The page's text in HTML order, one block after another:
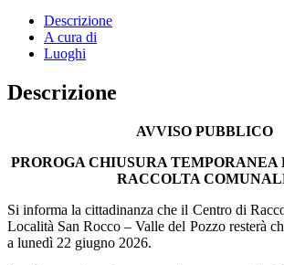
Descrizione
A cura di
Luoghi
Descrizione
AVVISO PUBBLICO
PROROGA CHIUSURA
RACCOLTA
Si informa la cittadinanza che il Centro di
Località San Rocco – Valle del Pozzo resterà
a lunedì 22 giugno 2026.